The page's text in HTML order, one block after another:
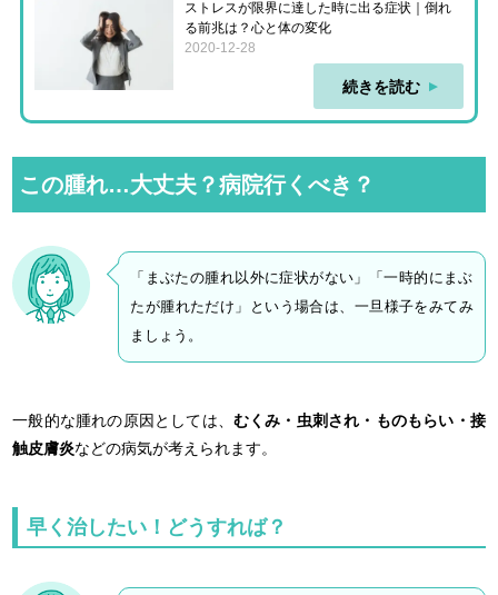
ストレスが限界に達した時に出る症状｜倒れ
る前兆は？心と体の変化
2020-12-28
続きを読む
この腫れ…大丈夫？病院行くべき？
「まぶたの腫れ以外に症状がない」「一時的にまぶ
たが腫れただけ」という場合は、一旦様子をみてみ
ましょう。
一般的な腫れの原因としては、 むくみ・虫刺され・ものもらい・接
触皮膚炎などの病気が考えられます。
早く治したい！どうすれば？